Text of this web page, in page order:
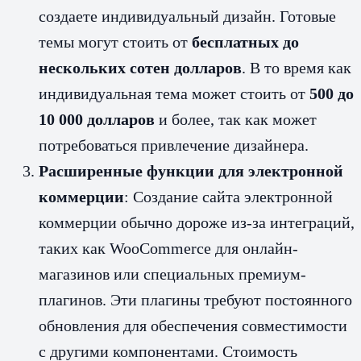
создаете индивидуальный дизайн. Готовые
темы могут стоить от бесплатных до
нескольких сотен долларов. В то время как
индивидуальная тема может стоить от 500 до
10 000 долларов и более, так как может
потребоваться привлечение дизайнера.
Расширенные функции для электронной
коммерции: Создание сайта электронной
коммерции обычно дороже из-за интеграций,
таких как WooCommerce для онлайн-
магазинов или специальных премиум-
плагинов. Эти плагины требуют постоянного
обновления для обеспечения совместимости
с другими компонентами. Стоимость